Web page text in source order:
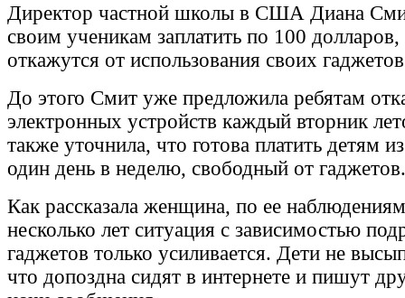
Директор частной школы в США Диана
своим ученикам заплатить по 100
откажутся от использования своих
До этого Смит уже предложила ребятам
электронных устройств каждый вторник
также уточнила, что готова платить детям
один день в неделю, свободный от гаджетов.
Как рассказала женщина, по ее
несколько лет ситуация с зависимостью
гаджетов только усиливается. Дети не
что допоздна сидят в интернете и пишут